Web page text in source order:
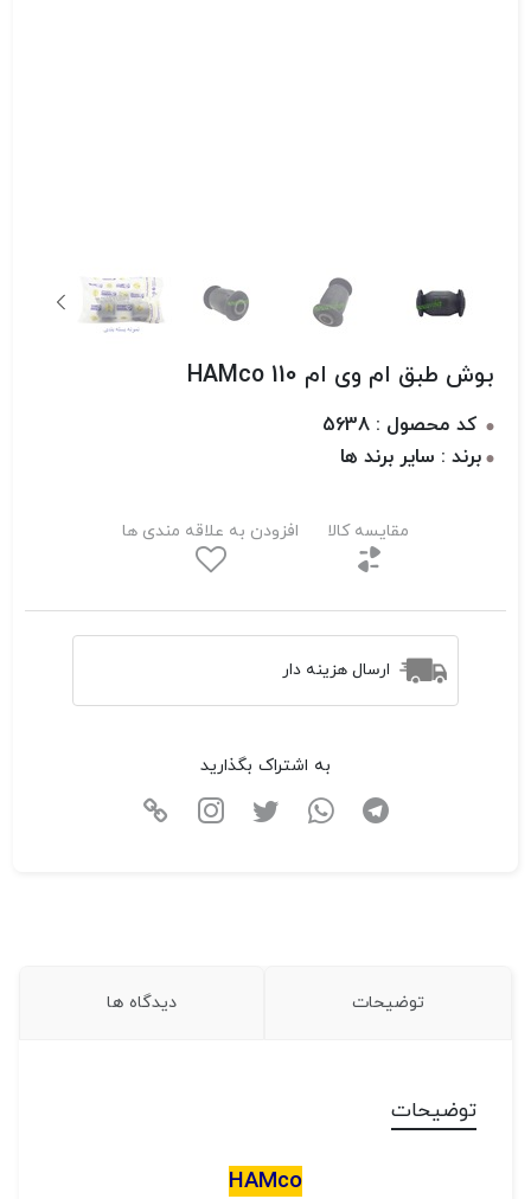
بوش طبق ام وی ام 110 HAMco
کد محصول : 5638
برند : سایر برند ها
مقایسه کالا افزودن به علاقه مندی ها
ارسال هزینه دار
به اشتراک بگذارید
توضیحات دیدگاه ها
توضیحات
HAMco